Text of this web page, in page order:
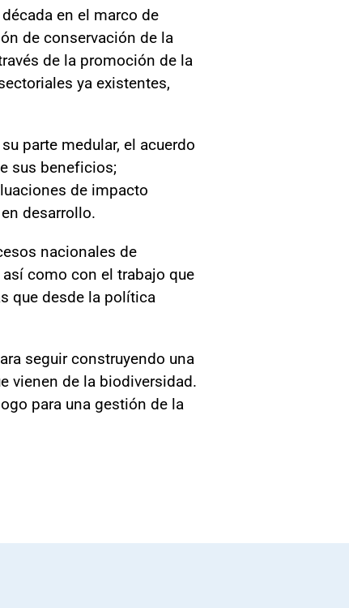
en el marco de
de conservación de la
de la promoción de la
ya existentes,
parte medular, el acuerdo
sus beneficios;
de impacto
desarrollo.
nacionales de
como con el trabajo que
que desde la política
seguir construyendo una
vienen de la biodiversidad.
para una gestión de la